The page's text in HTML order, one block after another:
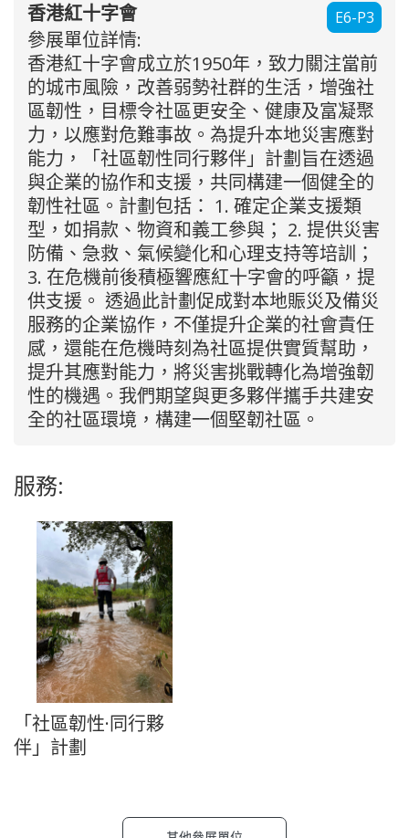
E6-P3
香港紅十字會
參展單位詳情:
香港紅十字會成立於1950年，致力關注當前
的城市風險，改善弱勢社群的生活，增強社
區韌性，目標令社區更安全、健康及富凝聚
力，以應對危難事故。為提升本地災害應對
能力，「社區韌性同行夥伴」計劃旨在透過
與企業的協作和支援，共同構建一個健全的
韌性社區。計劃包括： 1. 確定企業支援類
型，如捐款、物資和義工參與； 2. 提供災害
防備、急救、氣候變化和心理支持等培訓；
3. 在危機前後積極響應紅十字會的呼籲，提
供支援。 透過此計劃促成對本地賑災及備災
服務的企業協作，不僅提升企業的社會責任
感，還能在危機時刻為社區提供實質幫助，
提升其應對能力，將災害挑戰轉化為增強韌
性的機遇。我們期望與更多夥伴攜手共建安
全的社區環境，構建一個堅韌社區。
服務:
「社區韌性·同行夥
伴」計劃